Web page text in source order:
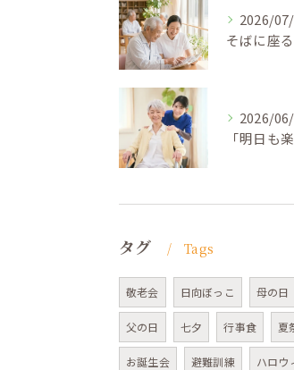
2026/
2026/
タグ Tags
敬老会 日向ぼっこ 母の日
父の日 七夕 行事食 夏
お誕生会 避難訓練 ハロウ